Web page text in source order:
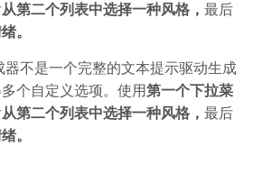
从第二个列表中选择一种风格， 最后
。
器不是一个完整的文本提示驱动生成
个自定义选项。使用第一个下拉菜
从第二个列表中选择一种风格， 最后
。